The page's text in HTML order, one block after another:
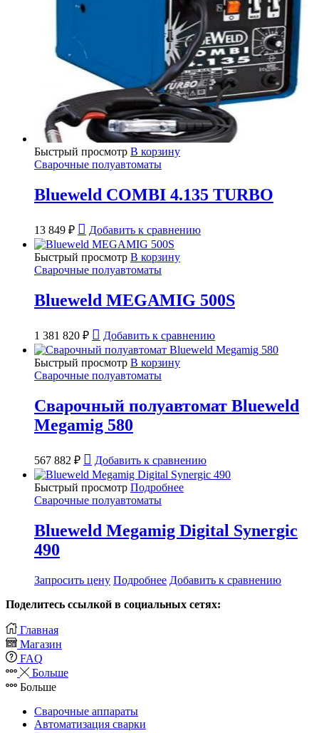
Быстрый просмотр В корзину
Сварочные полуавтоматы
Blueweld COMBI 4.135 TURBO
13 849 ₽ Добавить к сравнению
Быстрый просмотр В корзину
Сварочные полуавтоматы
Blueweld MEGAMIG 500S
1 381 820 ₽ Добавить к сравнению
Быстрый просмотр В корзину
Сварочные полуавтоматы
Сварочный полуавтомат Blueweld
Megamig 580
567 882 ₽ Добавить к сравнению
Быстрый просмотр Подробнее
Сварочные полуавтоматы
Blueweld Megamig Digital Synergic
490
Запросить цену Подробнее Добавить к сравнению
Поделитесь ссылкой в социальных сетях:
Главная
Магазин
FAQ
Больше
Больше
Сварочные аппараты
Автоматизация сварки